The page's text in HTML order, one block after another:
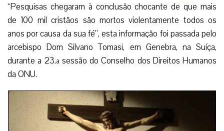
“Pesquisas chegaram à conclusão chocante de que mais
de 100 mil cristãos são mortos violentamente todos os
anos por causa da sua fé”, esta informação foi passada pelo
arcebispo Dom Silvano Tomasi, em Genebra, na Suíça,
durante a 23.ª sessão do Conselho dos Direitos Humanos
da ONU.